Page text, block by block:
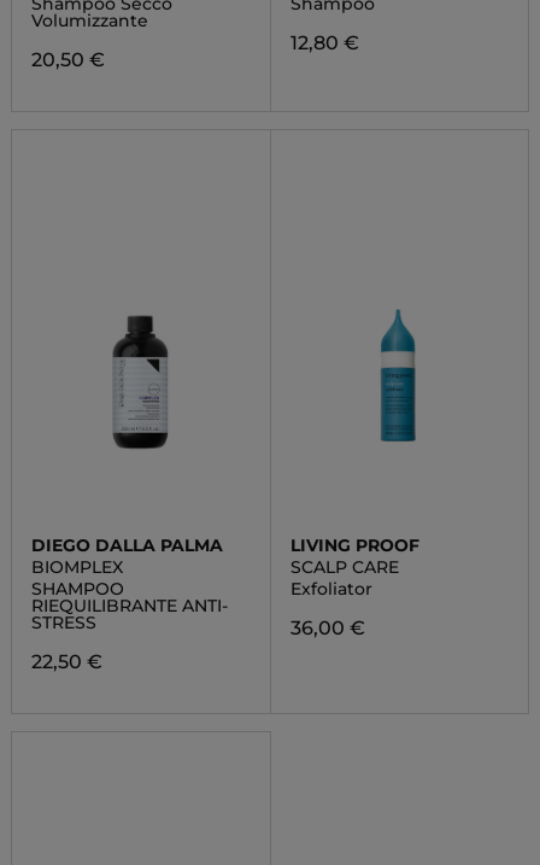
Volumizzante
20,50 €
SHAMPOO
12,80 €
DIEGO DALLA PALMA
BIOMPLEX
SHAMPOO
RIEQUILIBRANTE ANTI-
STRESS
22,50 €
LIVING PROOF
SCALP CARE
Exfoliator
36,00 €